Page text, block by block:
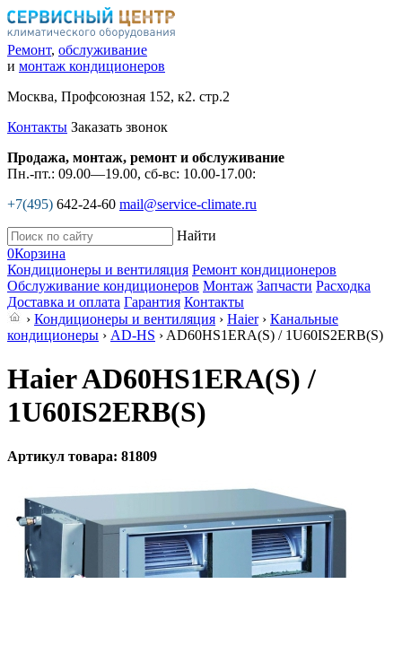
Ремонт, обслуживание
и монтаж кондиционеров
Москва, Профсоюзная 152, к2. стр.2
Контакты Заказать звонок
Продажа, монтаж, ремонт и обслуживание
Пн.-пт.: 09.00—19.00, сб-вс: 10.00-17.00:
+7(495) 642-24-60 mail@service-climate.ru
Найти
0Корзина
Кондиционеры и вентиляция Ремонт кондиционеров
Обслуживание кондиционеров Монтаж Запчасти Расходка
Доставка и оплата Гарантия Контакты
› Кондиционеры и вентиляция › Haier› Канальные
кондиционеры › AD-HS › AD60HS1ERA(S) / 1U60IS2ERB(S)
Haier AD60HS1ERA(S) /
1U60IS2ERB(S)
Артикул товара: 81809